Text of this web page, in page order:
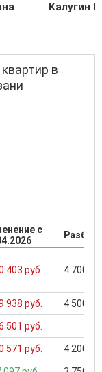
Калугин
в
с
403 руб. 4 700
938 руб. 4 500
501 руб.
571 руб. 4 200